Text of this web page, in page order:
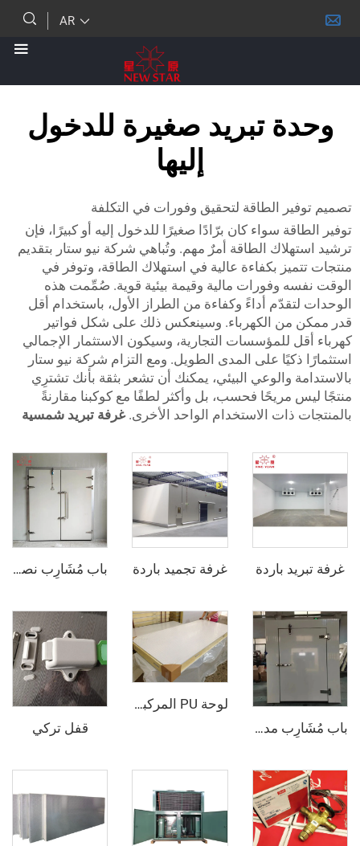
تبريد صغيرة للدخول
الطاقة لتحقيق وفورات في التكلفة
سواء كان برّادًا صغيرًا للدخول إليه أو كبيرًا، فإن
الطاقة أمرٌ مهم. وتُباهي شركة نيو ستار بتقديم
بكفاءة عالية في استهلاك الطاقة، وتوفر في
وفورات مالية وقيمة بيئية قوية. صُمِّمت هذه
أداءً وكفاءة من الطراز الأول، باستخدام أقل
الكهرباء. وسينعكس ذلك على شكل فواتير
للمؤسسات التجارية، وسيكون الاستثمار الإجمالي
على المدى الطويل. ومع التزام شركة نيو ستار
والوعي البيئي، يمكنك أن تشعر بثقة بأنك تشترِي
مريحًا فحسب، بل وأكثر لطفًا مع كوكبنا مقارنةً
ذات الاستخدام الواحد الأخرى.غرفة تبريد شمسية
باردة غرفة تجميد باردة باب مُشَارِب نصف مدفون
باب مُشَارِب مدفون بالكامل
لوحة PU المركبة من الفولاذ الملون